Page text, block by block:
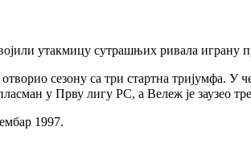
утакмицу сутрашњих ривала играну
сезону са три стартна тријумфа. У
у Прву лигу РС, а Вележ је заузео
1997.